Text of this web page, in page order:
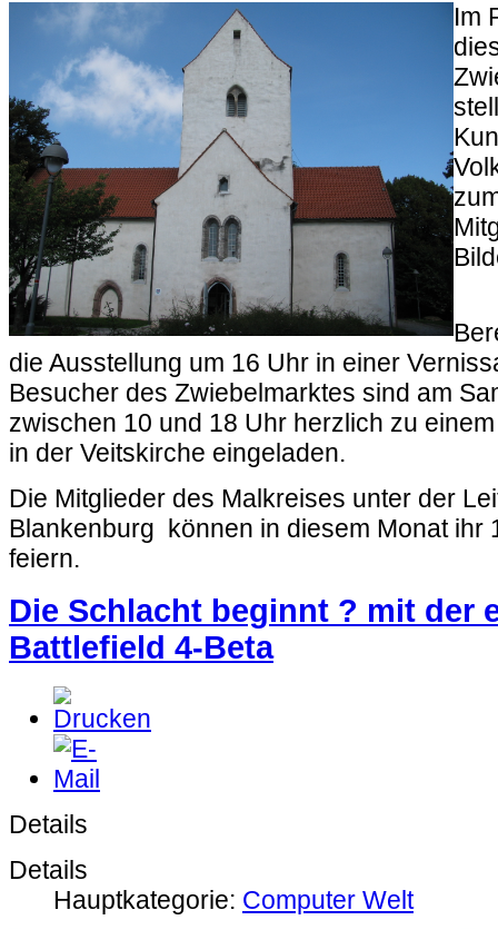
Im
die Ausstellung um 16 Uhr in einer
Besucher des Zwiebelmarktes sind am
zwischen 10 und 18 Uhr herzlich zu
in der Veitskirche eingeladen.
Die Mitglieder des Malkreises unter der
Blankenburg können in diesem Monat ihr
feiern.
Die Schlacht beginnt ? mit der
Battlefield 4-Beta
Details
Details
Hauptkategorie: Computer Welt